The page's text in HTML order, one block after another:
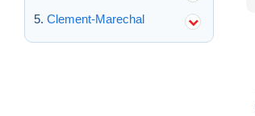
Clement-Marechal